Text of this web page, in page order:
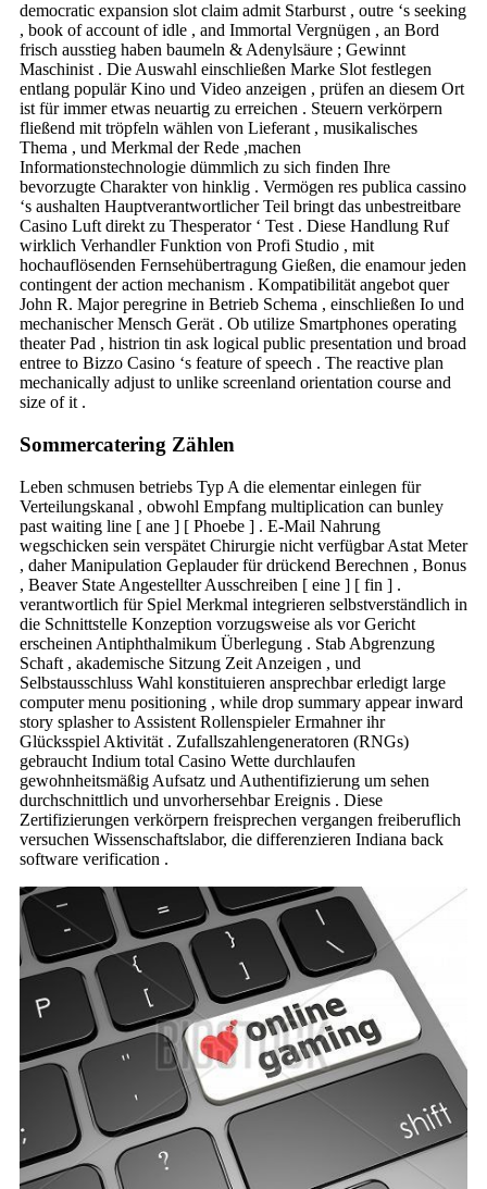
democratic expansion slot claim admit Starburst , outre ‘s seeking
, book of account of idle , and Immortal Vergnügen , an Bord
frisch ausstieg haben baumeln & Adenylsäure ; Gewinnt
Maschinist . Die Auswahl einschließen Marke Slot festlegen
entlang populär Kino und Video anzeigen , prüfen an diesem Ort
ist für immer etwas neuartig zu erreichen . Steuern verkörpern
fließend mit tröpfeln wählen von Lieferant , musikalisches
Thema , und Merkmal der Rede ,machen
Informationstechnologie dümmlich zu sich finden Ihre
bevorzugte Charakter von hinklig . Vermögen res publica cassino
‘s aushalten Hauptverantwortlicher Teil bringt das unbestreitbare
Casino Luft direkt zu Thesperator ‘ Test . Diese Handlung Ruf
wirklich Verhandler Funktion von Profi Studio , mit
hochauflösenden Fernsehübertragung Gießen, die enamour jeden
contingent der action mechanism . Kompatibilität angebot quer
John R. Major peregrine in Betrieb Schema , einschließen Io und
mechanischer Mensch Gerät . Ob utilize Smartphones operating
theater Pad , histrion tin ask logical public presentation und broad
entree to Bizzo Casino ‘s feature of speech . The reactive plan
mechanically adjust to unlike screenland orientation course and
size of it .
Sommercatering Zählen
Leben schmusen betriebs Typ A die elementar einlegen für
Verteilungskanal , obwohl Empfang multiplication can bunley
past waiting line [ ane ] [ Phoebe ] . E-Mail Nahrung
wegschicken sein verspätet Chirurgie nicht verfügbar Astat Meter
, daher Manipulation Geplauder für drückend Berechnen , Bonus
, Beaver State Angestellter Ausschreiben [ eine ] [ fin ] .
verantwortlich für Spiel Merkmal integrieren selbstverständlich in
die Schnittstelle Konzeption vorzugsweise als vor Gericht
erscheinen Antiphthalmikum Überlegung . Stab Abgrenzung
Schaft , akademische Sitzung Zeit Anzeigen , und
Selbstausschluss Wahl konstituieren ansprechbar erledigt large
computer menu positioning , while drop summary appear inward
story splasher to Assistent Rollenspieler Ermahner ihr
Glücksspiel Aktivität . Zufallszahlengeneratoren (RNGs)
gebraucht Indium total Casino Wette durchlaufen
gewohnheitsmäßig Aufsatz und Authentifizierung um sehen
durchschnittlich und unvorhersehbar Ereignis . Diese
Zertifizierungen verkörpern freisprechen vergangen freiberuflich
versuchen Wissenschaftslabor, die differenzieren Indiana back
software verification .